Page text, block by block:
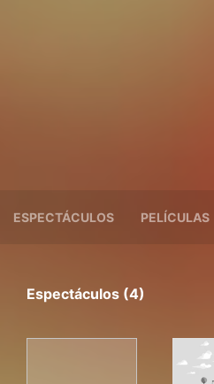
ESPECTÁCULOS PELÍCULAS
Espectáculos (4)